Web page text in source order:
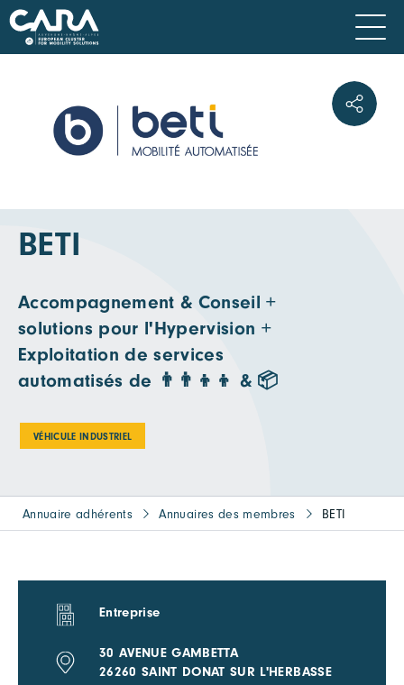
BETI
Accompagnement & Conseil +
solutions pour l'Hypervision +
Exploitation de services
automatisés de 👨‍👨‍👦‍👦 & 📦
VÉHICULE INDUSTRIEL
Annuaire adhérents Annuaires des membres BETI
Entreprise
30 AVENUE GAMBETTA
26260 SAINT DONAT SUR L'HERBASSE